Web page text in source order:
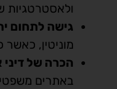
ולאסטרטגיות
גישה לתחום
מוניטין, כאשר
הכרה של דיני
באתרים